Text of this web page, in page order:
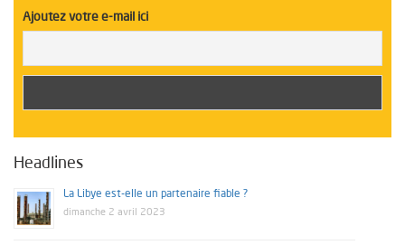
Table ronde sur l’enseignement en Libye
Ajoutez votre e-mail ici
Headlines
La Libye est-elle un partenaire fiable ?
dimanche 2 avril 2023